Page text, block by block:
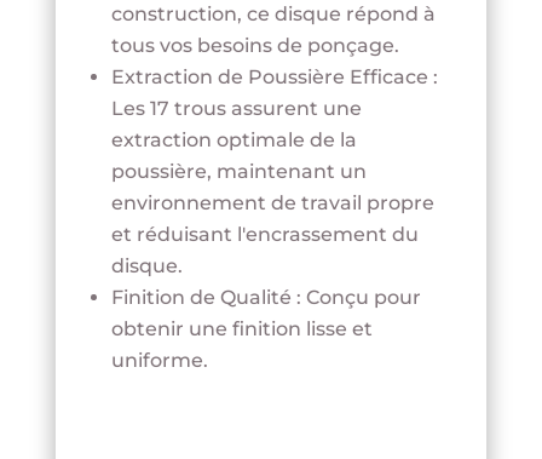
construction, ce disque répond à
tous vos besoins de ponçage.
Extraction de Poussière Efficace :
Les 17 trous assurent une
extraction optimale de la
poussière, maintenant un
environnement de travail propre
et réduisant l'encrassement du
disque.
Finition de Qualité : Conçu pour
obtenir une finition lisse et
uniforme.